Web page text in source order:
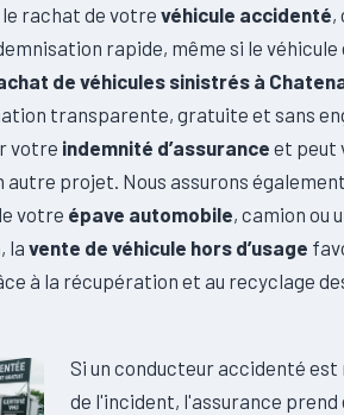
rachat de votre véhicule accidenté,
rapide, même si le véhicule
de véhicules sinistrés à
transparente, gratuite et sans
votre indemnité d’assurance et peut
autre projet. Nous assurons également
votre épave automobile, camion ou
la vente de véhicule hors d’usage
à la récupération et au recyclage
Si un conducteur accidenté
de l'incident, l'assurance prend